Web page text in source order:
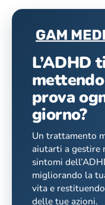
L’ADHD
prova
giorno?
Un trattamento
aiutarti a gestire
sintomi
migliorando la
vita e
delle tue azioni.